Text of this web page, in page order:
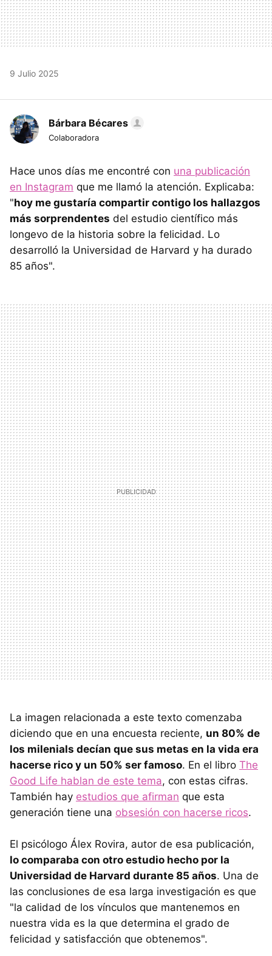
9 Julio 2025
Bárbara Bécares
Colaboradora
Hace unos días me encontré con una publicación
en Instagram que me llamó la atención. Explicaba:
"hoy me gustaría compartir contigo los hallazgos
más sorprendentes del estudio científico más
longevo de la historia sobre la felicidad. Lo
desarrolló la Universidad de Harvard y ha durado
85 años".
La imagen relacionada a este texto comenzaba
diciendo que en una encuesta reciente, un 80% de
los milenials decían que sus metas en la vida era
hacerse rico y un 50% ser famoso. En el libro The
Good Life hablan de este tema, con estas cifras.
También hay estudios que afirman que esta
generación tiene una obsesión con hacerse ricos.
El psicólogo Álex Rovira, autor de esa publicación,
lo comparaba con otro estudio hecho por la
Universidad de Harvard durante 85 años. Una de
las conclusiones de esa larga investigación es que
"la calidad de los vínculos que mantenemos en
nuestra vida es la que determina el grado de
felicidad y satisfacción que obtenemos".